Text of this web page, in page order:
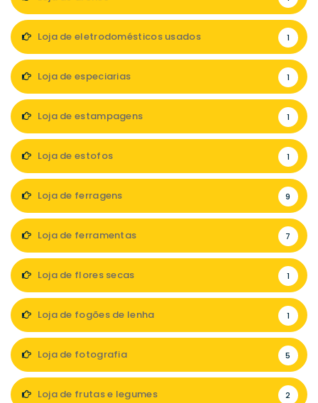
Loja de eletrodomésticos usados 1
Loja de especiarias 1
Loja de estampagens 1
Loja de estofos 1
Loja de ferragens 9
Loja de ferramentas 7
Loja de flores secas 1
Loja de fogões de lenha 1
Loja de fotografia 5
Loja de frutas e legumes 2